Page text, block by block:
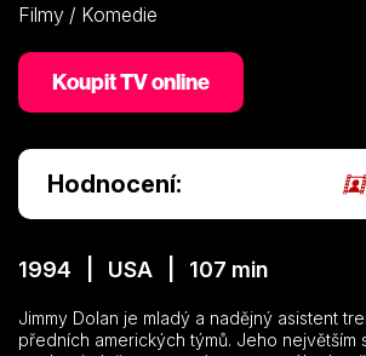
Filmy / Komedie
Koupit TV online
Hodnocení:
1994 | USA | 107 min
Jimmy Dolan je mladý a nadějný asistent
předních amerických týmů. Jeho největším